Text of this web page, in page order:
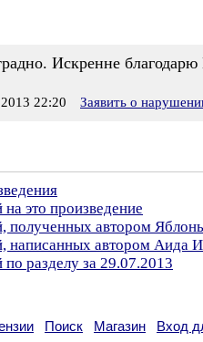
Искренне
22:20 Заявить о
это произведение
полученных автором
написанных автором Аида
разделу за 29.07.2013
Поиск Магазин Вход